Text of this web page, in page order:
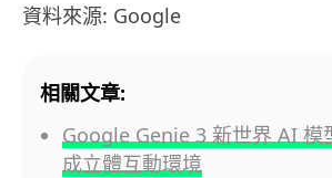
資料來源: Google
相關文章:
Google Genie 3 新世界 AI 模
成立體互動環境